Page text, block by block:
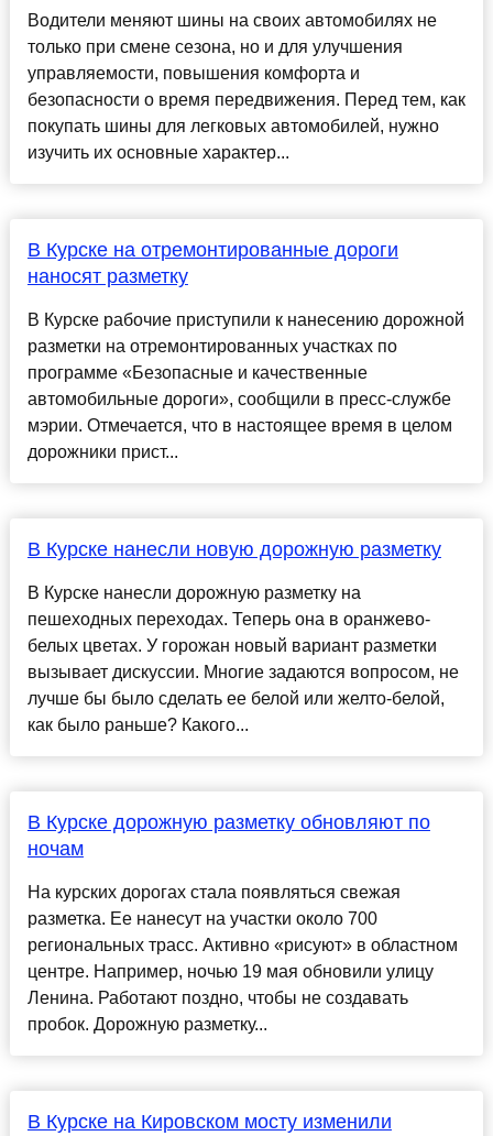
Водители меняют шины на своих автомобилях не
только при смене сезона, но и для улучшения
управляемости, повышения комфорта и
безопасности о время передвижения. Перед тем, как
покупать шины для легковых автомобилей, нужно
изучить их основные характер...
В Курске на отремонтированные дороги
наносят разметку
В Курске рабочие приступили к нанесению дорожной
разметки на отремонтированных участках по
программе «Безопасные и качественные
автомобильные дороги», сообщили в пресс-службе
мэрии. Отмечается, что в настоящее время в целом
дорожники прист...
В Курске нанесли новую дорожную разметку
В Курске нанесли дорожную разметку на
пешеходных переходах. Теперь она в оранжево-
белых цветах. У горожан новый вариант разметки
вызывает дискуссии. Многие задаются вопросом, не
лучше бы было сделать ее белой или желто-белой,
как было раньше? Какого...
В Курске дорожную разметку обновляют по
ночам
На курских дорогах стала появляться свежая
разметка. Ее нанесут на участки около 700
региональных трасс. Активно «рисуют» в областном
центре. Например, ночью 19 мая обновили улицу
Ленина. Работают поздно, чтобы не создавать
пробок. Дорожную разметку...
В Курске на Кировском мосту изменили